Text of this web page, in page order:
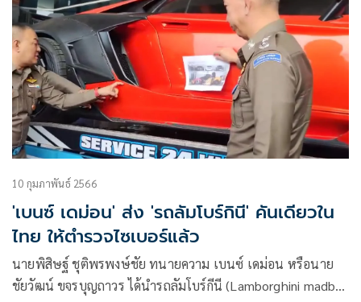
10 กุมภาพันธ์ 2566
'เบนซ์ เดม่อน' ส่ง 'รถลัมโบร์กินี' คันเดียวใน
ไทย ให้ตำรวจไซเบอร์แล้ว
นายพิสิษฐ์ ชุติพรพงษ์ชัย ทนายความ เบนซ์ เดม่อน หรือนาย
ชัยวัฒน์ ขจรบุญถาวร ได้นำรถลัมโบร์กีนี (Lamborghini madbull